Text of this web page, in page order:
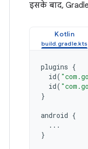
इसके बाद,
Kotlin
plugins {
id(
id(
}
android {
...
}